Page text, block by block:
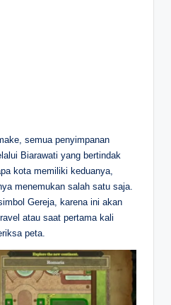
semua penyimpanan
Biarawati yang bertindak
kota memiliki keduanya,
menemukan salah satu saja.
Gereja, karena ini akan
atau saat pertama kali
peta.